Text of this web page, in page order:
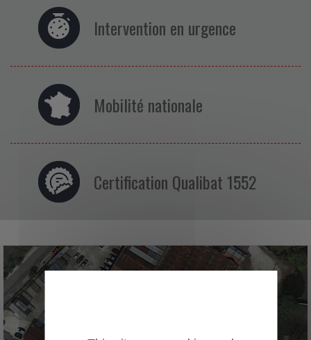
Intervention en urgence
Mobilité nationale
Certification Qualibat 1552